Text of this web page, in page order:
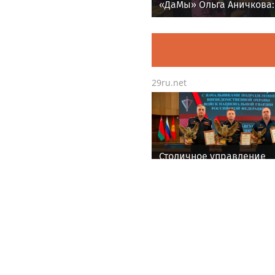
«ДаМы» Ольга Аничкова:
делать, если вы забыли
29ru.net
Столичное управление